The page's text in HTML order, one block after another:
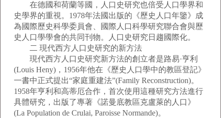
在德國和荷蘭等國，人口史研究也倍受人口學界和
史學界的重視。1978年法國出版的《歷史人口年鑒》成
為國際歷史科學委員會、國際人口科學研究聯合會與歷
史人口學學會的共同刊物。人口史研究日趨國際化。
二 現代西方人口史研究的新方法
現代西方人口史研究新方法的創立者是路易·亨利
(Louis Heny)，1956年他在《歷史人口學中的教區登記》
一書中正式提出“家庭重建法”(Family Reconstruction)。
1958年亨利和高蒂厄合作，首次使用這種研究方法進行
具體研究，出版了專著《諾曼底教區克盧萊的人口》
(La Population de Crulai, Paroisse Normande)。